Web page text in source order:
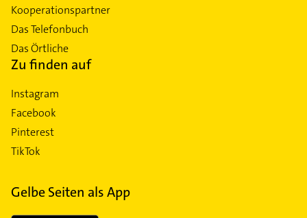
Kooperationspartner
Das Telefonbuch
Das Örtliche
Zu finden auf
Instagram
Facebook
Pinterest
TikTok
Gelbe Seiten als App